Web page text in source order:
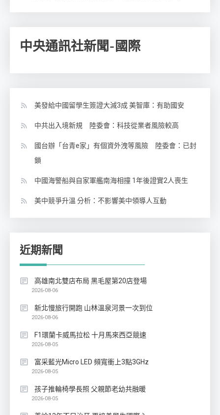
中央通訊社新聞-國際
美發給中國留學生簽證大減3成 美智庫：有助國安
中共出入境新規 陸委會：科技從業者風險較高
國台辦「台青e家」有個資外洩等風險 陸委會：已封
鎖
中國海警船與自家軍艦南海相撞 1年後證實2人喪生
美中競爭升溫 分析：不影響美中領導人互動
近期新聞
高雄南北雙店布局 黑毛屋第20店登場
2026-08-06
新北慢旅行開跑 山林溫泉河景一次到位
2026-08-06
F1環蘭卡威馬拉松 十月馬來西亞競速
2026-08-05
富采藍光Micro LED 頻寬衝上3點3GHz
2026-08-05
孩子推輪椅學長照 父親節老幼共融暖
2026-08-05